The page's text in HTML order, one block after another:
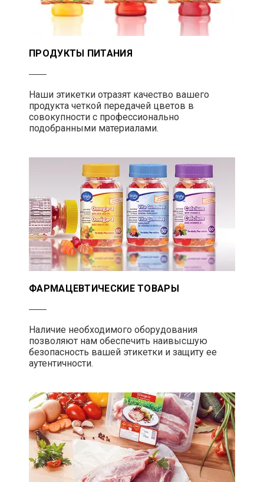
ПРОДУКТЫ ПИТАНИЯ
Наши этикетки отразят качество вашего
продукта четкой передачей цветов в
совокупности с профессионально
подобранными материалами.
ФАРМАЦЕВТИЧЕСКИЕ ТОВАРЫ
Наличие необходимого оборудования
позволяют нам обеспечить наивысшую
безопасность вашей этикетки и защиту ее
аутентичности.